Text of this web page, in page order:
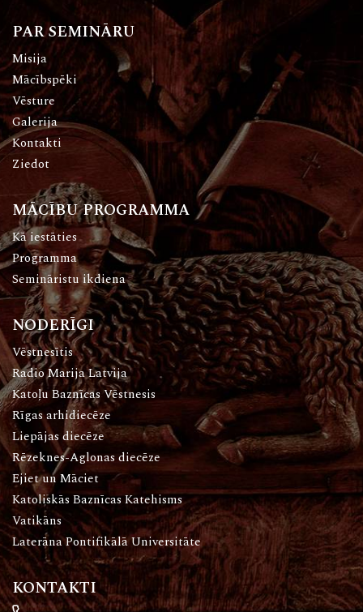
PAR SEMINĀRU
Misija
Mācībspēki
Vēsture
Galerija
Kontakti
Ziedot
MĀCĪBU PROGRAMMA
Kā iestāties
Programma
Semināristu ikdiena
NODERĪGI
Vēstnesītis
Radio Marija Latvija
Katoļu Baznīcas Vēstnesis
Rīgas arhidiecēze
Liepājas diecēze
Rēzeknes-Aglonas diecēze
Ejiet un Māciet
Katoliskās Baznīcas Katehisms
Vatikāns
Laterāna Pontifikālā Universitāte
KONTAKTI